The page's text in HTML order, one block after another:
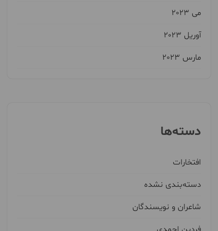
می 2023
آوریل 2023
مارس 2023
دسته‌ها
افتخارات
دسته‌بندی نشده
شاعران و نویسندگان